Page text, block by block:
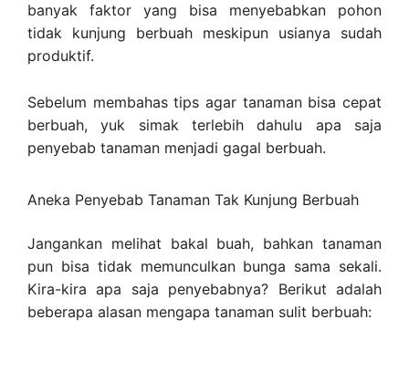
banyak faktor yang bisa menyebabkan pohon
tidak kunjung berbuah meskipun usianya sudah
produktif.
Sebelum membahas tips agar tanaman bisa cepat
berbuah, yuk simak terlebih dahulu apa saja
penyebab tanaman menjadi gagal berbuah.
Aneka Penyebab Tanaman Tak Kunjung Berbuah
Jangankan melihat bakal buah, bahkan tanaman
pun bisa tidak memunculkan bunga sama sekali.
Kira-kira apa saja penyebabnya? Berikut adalah
beberapa alasan mengapa tanaman sulit berbuah: